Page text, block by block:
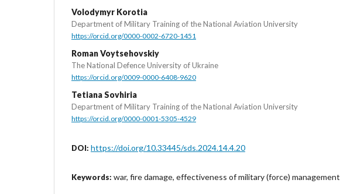
Volodymyr Korotia
Department of Military Training of the National Aviation University
https://orcid.org/0000-0002-6720-1451
Roman Voytsehovskiy
The National Defence University of Ukraine
https://orcid.org/0009-0000-6408-9620
Tetiana Sovhiria
Department of Military Training of the National Aviation University
https://orcid.org/0000-0001-5305-4529
DOI: https://doi.org/10.33445/sds.2024.14.4.20
Keywords: war, fire damage, effectiveness of military (force) management